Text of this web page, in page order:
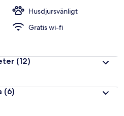
Husdjursvänligt
Gratis wi-fi
(12)
(6)